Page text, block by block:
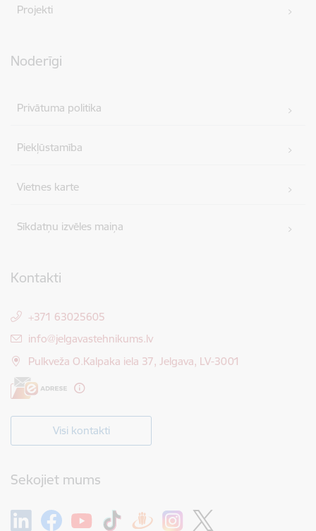
Projekti
Noderīgi
Privātuma politika
Piekļūstamība
Vietnes karte
Sīkdatņu izvēles maiņa
Kontakti
+371 63025605
E-pasts:
info@jelgavastehnikums.lv
Pulkveža O.Kalpaka iela 37, Jelgava, LV-3001
Visi kontakti
Sekojiet mums